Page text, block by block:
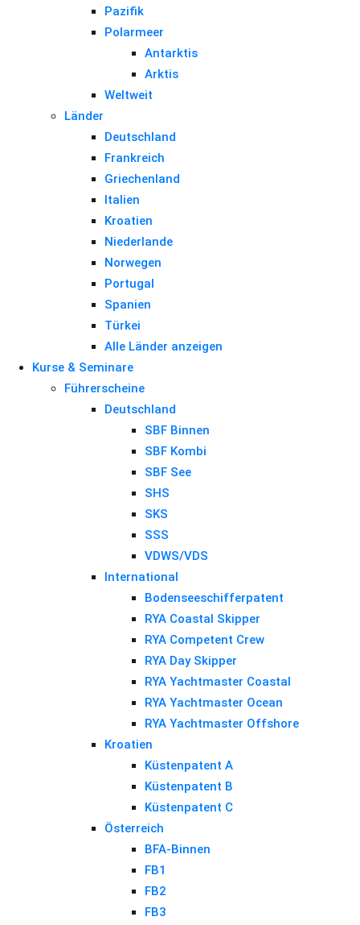
Pazifik
Polarmeer
Antarktis
Arktis
Weltweit
Länder
Deutschland
Frankreich
Griechenland
Italien
Kroatien
Niederlande
Norwegen
Portugal
Spanien
Türkei
Alle Länder anzeigen
Kurse & Seminare
Führerscheine
Deutschland
SBF Binnen
SBF Kombi
SBF See
SHS
SKS
SSS
VDWS/VDS
International
Bodenseeschifferpatent
RYA Coastal Skipper
RYA Competent Crew
RYA Day Skipper
RYA Yachtmaster Coastal
RYA Yachtmaster Ocean
RYA Yachtmaster Offshore
Kroatien
Küstenpatent A
Küstenpatent B
Küstenpatent C
Österreich
BFA-Binnen
FB1
FB2
FB3